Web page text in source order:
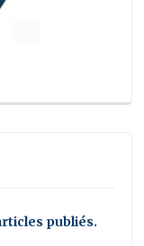
publiés.